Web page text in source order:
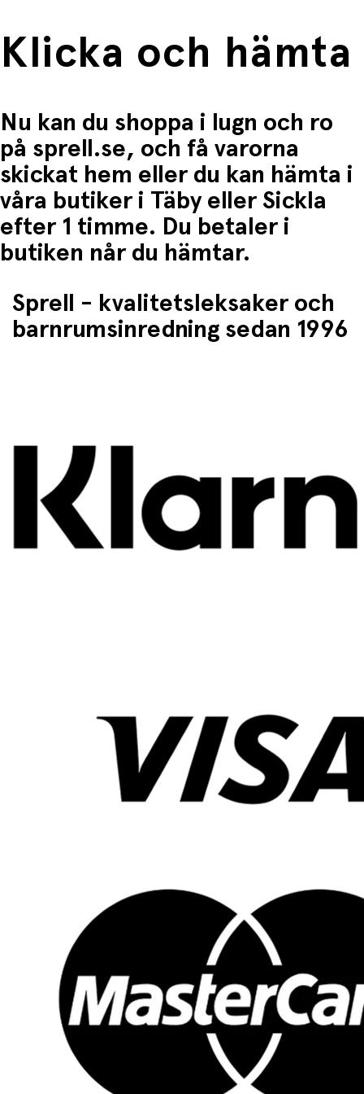
Klicka och hämta
Nu kan du shoppa i lugn och ro
på sprell.se, och få varorna
skickat hem eller du kan hämta i
våra butiker i Täby eller Sickla
efter 1 timme. Du betaler i
butiken når du hämtar.
Sprell - kvalitetsleksaker och
barnrumsinredning sedan 1996